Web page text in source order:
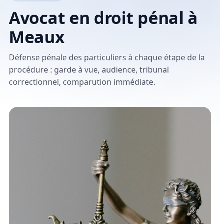
Avocat en droit pénal à
Meaux
Défense pénale des particuliers à chaque étape de la
procédure : garde à vue, audience, tribunal
correctionnel, comparution immédiate.